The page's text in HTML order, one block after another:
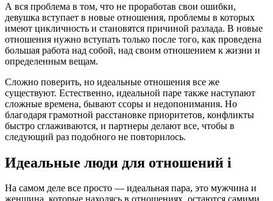
А вся проблема в том, что не проработав свои ошибки,
девушка вступает в новые отношения, проблемы в которых
имеют цикличность и становятся причиной разлада. В новые
отношения нужно вступать только после того, как проведена
большая работа над собой, над своим отношением к жизни и
определенным вещам.
Сложно поверить, но идеальные отношения все же
существуют. Естественно, идеальной паре также наступают
сложные времена, бывают ссоры и недопонимания. Но
благодаря грамотной расстановке приоритетов, конфликты
быстро сглаживаются, и партнеры делают все, чтобы в
следующий раз подобного не повторилось.
Идеальные люди для отношений i
На самом деле все просто — идеальная пара, это мужчина и